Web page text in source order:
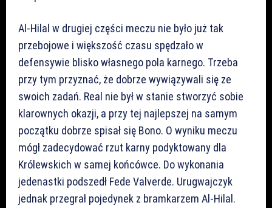
Al-Hilal w drugiej części meczu nie było już tak
przebojowe i większość czasu spędzało w
defensywie blisko własnego pola karnego. Trzeba
przy tym przyznać, że dobrze wywiązywali się ze
swoich zadań. Real nie był w stanie stworzyć sobie
klarownych okazji, a przy tej najlepszej na samym
początku dobrze spisał się Bono. O wyniku meczu
mógł zadecydować rzut karny podyktowany dla
Królewskich w samej końcówce. Do wykonania
jedenastki podszedł Fede Valverde. Urugwajczyk
jednak przegrał pojedynek z bramkarzem Al-Hilal.